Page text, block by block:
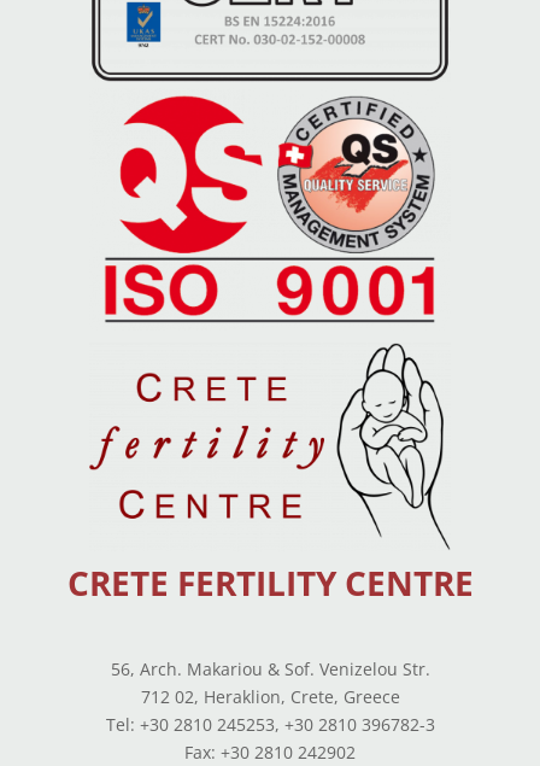
CRETE FERTILITY CENTRE
56, Arch. Makariou & Sof. Venizelou Str.
712 02, Heraklion, Crete, Greece
Tel: +30 2810 245253, +30 2810 396782-3
Fax: +30 2810 242902